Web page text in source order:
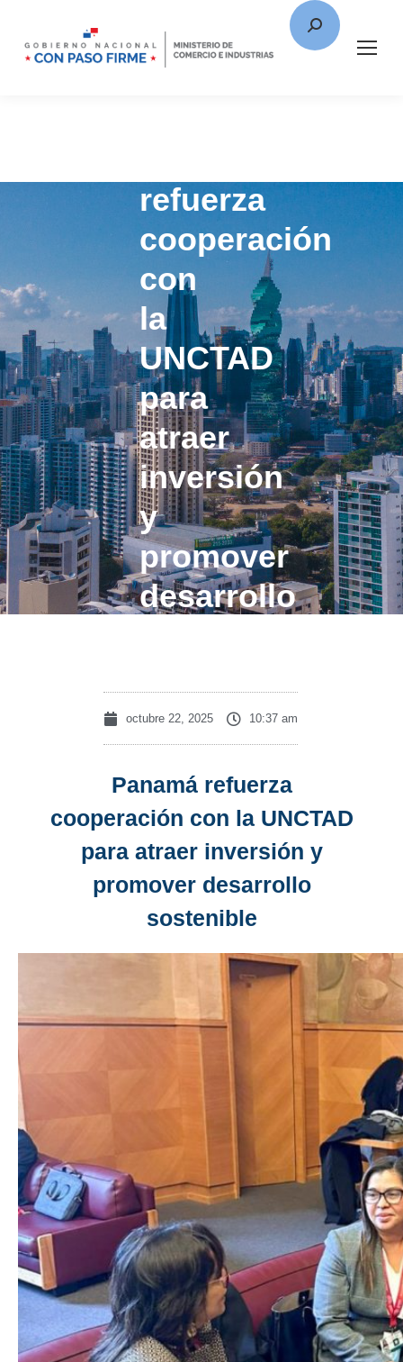
refuerza
cooperación
con
la
UNCTAD
para
atraer
inversión
y
promover
desarrollo
octubre 22, 2025 10:37 am
Panamá refuerza
cooperación con la UNCTAD
para atraer inversión y
promover desarrollo
sostenible